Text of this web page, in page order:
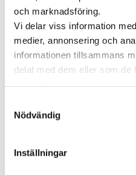
och marknadsföring.
Vi delar viss information
medier, annonsering och
informationen tillsammans
delat med dem eller som de
Nödvändig
Inställningar
Cubus
10:00 – 20:00